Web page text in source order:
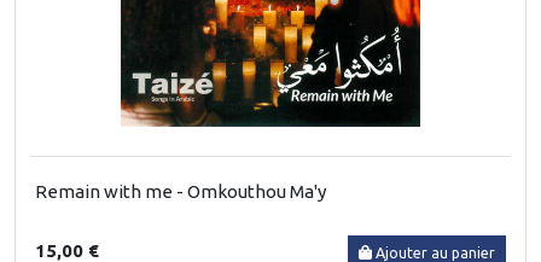
Remain with me - Omkouthou Ma'y
15,00 € Ajouter au panier